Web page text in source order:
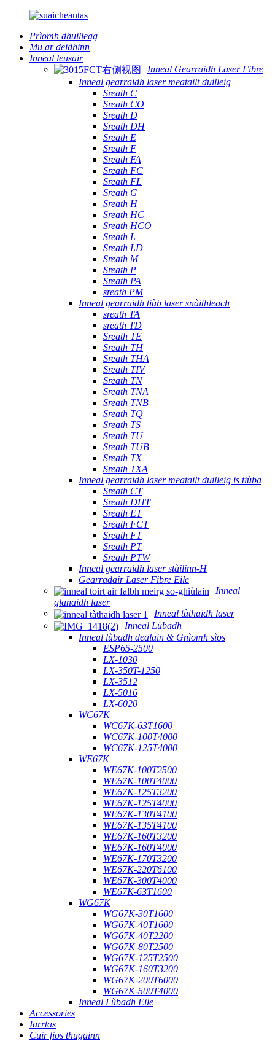
Prìomh dhuilleag
Mu ar deidhinn
Inneal leusair
Inneal Gearraidh Laser Fibre
Inneal gearraidh laser meatailt duilleig
Sreath C
Sreath CO
Sreath D
Sreath DH
Sreath E
Sreath F
Sreath FA
Sreath FC
Sreath FL
Sreath G
Sreath H
Sreath HC
Sreath HCO
Sreath L
Sreath LD
Sreath M
Sreath P
Sreath PA
sreath PM
Inneal gearraidh tiùb laser snàithleach
sreath TA
sreath TD
Sreath TE
Sreath TH
Sreath THA
Sreath TIV
Sreath TN
Sreath TNA
Sreath TNB
Sreath TQ
Sreath TS
Sreath TU
Sreath TUB
Sreath TX
Sreath TXA
Inneal gearraidh laser meatailt duilleig is tiùba
Sreath CT
Sreath DHT
Sreath ET
Sreath FCT
Sreath FT
Sreath PT
Sreath PTW
Inneal gearraidh laser stàilinn-H
Gearradair Laser Fibre Eile
Inneal
glanaidh laser
Inneal tàthaidh laser
Inneal Lùbadh
Inneal lùbadh dealain & Gnìomh sìos
ESP65-2500
LX-1030
LX-350T-1250
LX-3512
LX-5016
LX-6020
WC67K
WC67K-63T1600
WC67K-100T4000
WC67K-125T4000
WE67K
WE67K-100T2500
WE67K-100T4000
WE67K-125T3200
WE67K-125T4000
WE67K-130T4100
WE67K-135T4100
WE67K-160T3200
WE67K-160T4000
WE67K-170T3200
WE67K-220T6100
WE67K-300T4000
WE67K-63T1600
WG67K
WG67K-30T1600
WG67K-40T1600
WG67K-40T2200
WG67K-80T2500
WG67K-125T2500
WG67K-160T3200
WG67K-200T6000
WG67K-500T4000
Inneal Lùbadh Eile
Accessories
Iarrtas
Cuir fios thugainn